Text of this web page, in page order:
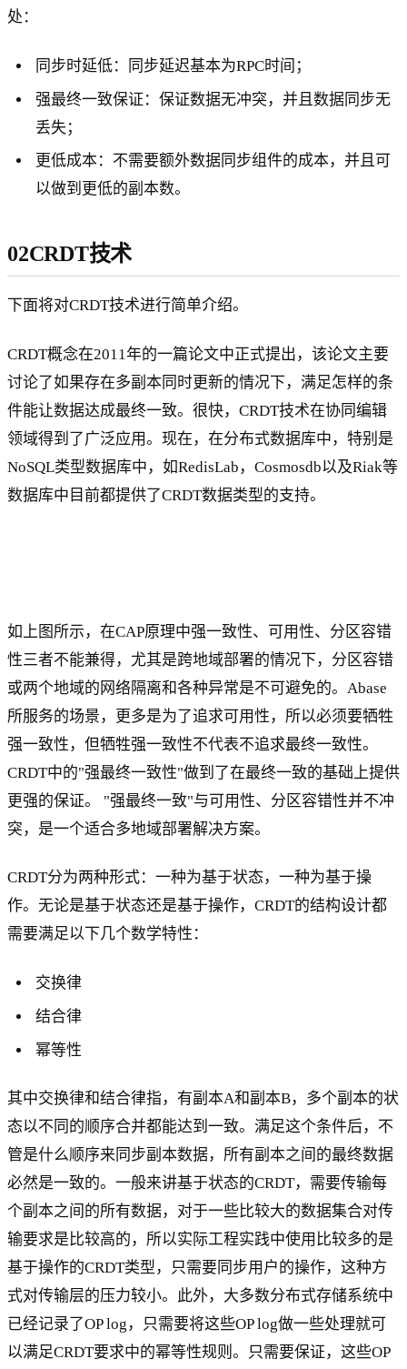
处：
同步时延低：同步延迟基本为RPC时间；
强最终一致保证：保证数据无冲突，并且数据同步无
丢失；
更低成本：不需要额外数据同步组件的成本，并且可
以做到更低的副本数。
02CRDT技术
下面将对CRDT技术进行简单介绍。
CRDT概念在2011年的一篇论文中正式提出，该论文主要
讨论了如果存在多副本同时更新的情况下，满足怎样的条
件能让数据达成最终一致。很快，CRDT技术在协同编辑
领域得到了广泛应用。现在，在分布式数据库中，特别是
NoSQL类型数据库中，如RedisLab，Cosmosdb以及Riak等
数据库中目前都提供了CRDT数据类型的支持。
如上图所示，在CAP原理中强一致性、可用性、分区容错
性三者不能兼得，尤其是跨地域部署的情况下，分区容错
或两个地域的网络隔离和各种异常是不可避免的。Abase
所服务的场景，更多是为了追求可用性，所以必须要牺牲
强一致性，但牺牲强一致性不代表不追求最终一致性。
CRDT中的"强最终一致性"做到了在最终一致的基础上提供
更强的保证。 "强最终一致"与可用性、分区容错性并不冲
突，是一个适合多地域部署解决方案。
CRDT分为两种形式：一种为基于状态，一种为基于操
作。无论是基于状态还是基于操作，CRDT的结构设计都
需要满足以下几个数学特性：
交换律
结合律
幂等性
其中交换律和结合律指，有副本A和副本B，多个副本的状
态以不同的顺序合并都能达到一致。满足这个条件后，不
管是什么顺序来同步副本数据，所有副本之间的最终数据
必然是一致的。一般来讲基于状态的CRDT，需要传输每
个副本之间的所有数据，对于一些比较大的数据集合对传
输要求是比较高的，所以实际工程实践中使用比较多的是
基于操作的CRDT类型，只需要同步用户的操作，这种方
式对传输层的压力较小。此外，大多数分布式存储系统中
已经记录了OP log，只需要将这些OP log做一些处理就可
以满足CRDT要求中的幂等性规则。只需要保证，这些OP